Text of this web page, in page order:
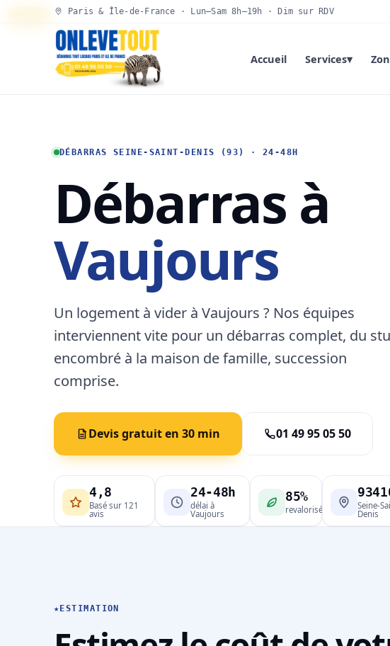
Paris & Île-de-France · Lun–Sam 8h–19h · Dim sur RDV
Accueil Services▾
DÉBARRAS SEINE-SAINT-DENIS (93) · 24-48H
Débarras à
Vaujours
Un logement à vider à Vaujours ? Nos équipes
interviennent vite pour un débarras complet, du
encombré à la maison de famille, succession
comprise.
Devis gratuit en 30 min 01 49 95 05 50
4,8
Basé sur 121
avis
24-48h
délai à
Vaujours
85%
revalorisé
Seine-
Denis
★ ESTIMATION